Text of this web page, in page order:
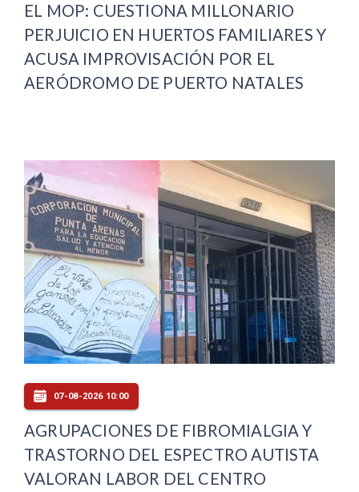
EL MOP: CUESTIONA MILLONARIO
PERJUICIO EN HUERTOS FAMILIARES Y
ACUSA IMPROVISACIÓN POR EL
AERÓDROMO DE PUERTO NATALES
07-08-2026 10:00
AGRUPACIONES DE FIBROMIALGIA Y
TRASTORNO DEL ESPECTRO AUTISTA
VALORAN LABOR DEL CENTRO